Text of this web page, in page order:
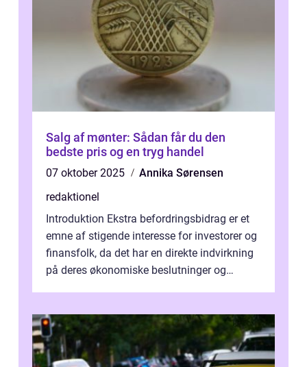
Salg af mønter: Sådan får du den
bedste pris og en tryg handel
07 oktober 2025
Annika Sørensen
redaktionel
Introduktion Ekstra befordringsbidrag er et
emne af stigende interesse for investorer og
finansfolk, da det har en direkte indvirkning
på deres økonomiske beslutninger og